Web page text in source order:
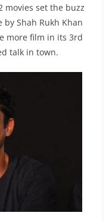
movies set the buzz
Shah Rukh Khan
more film in its 3rd
talk in town.